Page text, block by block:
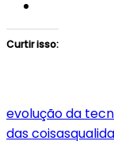
Curtir isso:
evolução da
das coisas